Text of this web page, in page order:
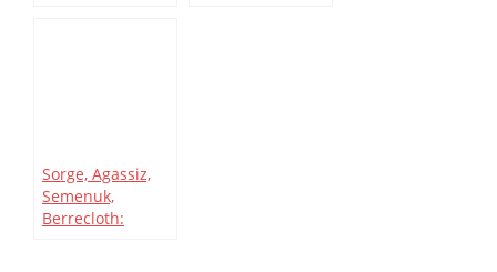
Sorge, Agassiz,
Semenuk,
Berrecloth: